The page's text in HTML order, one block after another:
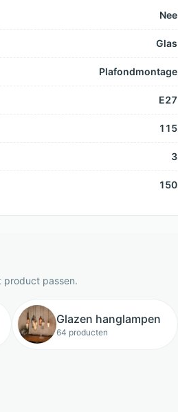
Nee
Glas
Plafondmontage
E27
115
3
150
product passen.
Glazen hanglampen
64 producten